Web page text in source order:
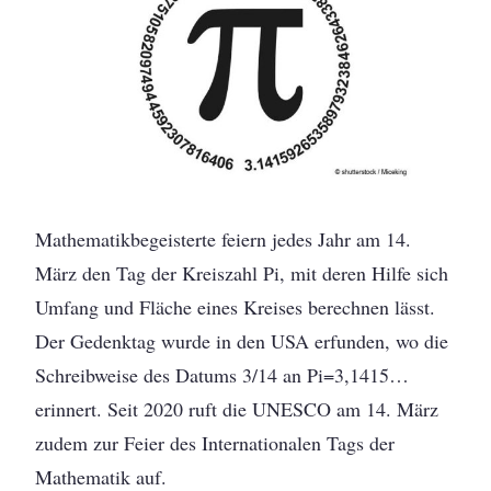
Mathematikbegeisterte feiern jedes Jahr am 14.
März den Tag der Kreiszahl Pi, mit deren Hilfe sich
Umfang und Fläche eines Kreises berechnen lässt.
Der Gedenktag wurde in den USA erfunden, wo die
Schreibweise des Datums 3/14 an Pi=3,1415…
erinnert. Seit 2020 ruft die UNESCO am 14. März
zudem zur Feier des Internationalen Tags der
Mathematik auf.